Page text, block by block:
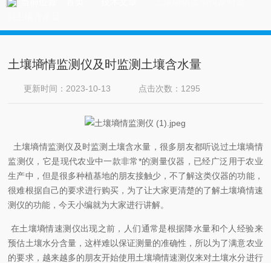
土壤墒情监测仪及时监测土壤含水量
更新时间：2023-10-13 点击次数：1295
土壤墒情监测仪及时监测土壤含水量，很多朋友都听说过土壤墒情
监测仪，它是现代农业中一款非常*的测量仪器，已经广泛用于农业
生产中，但是很多种植基地的朋友接触少，不了解这类仪器的功能，
很难根据自己的要求进行购买，为了让大家更清楚的了解土壤墒情速
测仪的功能，今天小编就为大家进行讲解。
在土壤墒情速测仪出现之前，人们通常是根据降水量和个人经验来
预估土壤水分含量，这样难以保证测量的准确性，所以为了满意农业
的要求，越来越多的朋友开始使用土壤墒情速测仪来对土壤水分进行